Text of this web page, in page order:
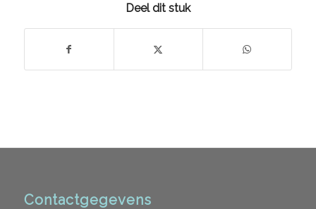
Deel dit stuk
Contactgegevens